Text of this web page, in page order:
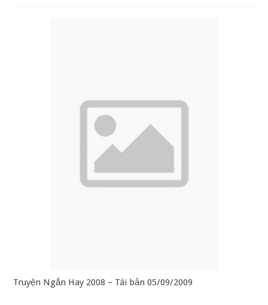
Truyện Ngắn Hay 2008 – Tái bản 05/09/2009